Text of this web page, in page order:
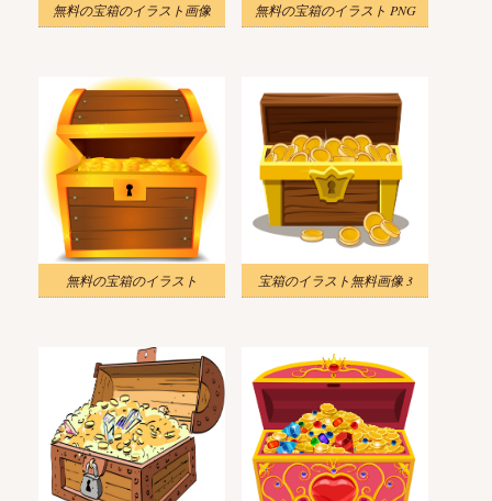
無料の宝箱のイラスト画像 無料の宝箱のイラスト PNG
無料の宝箱のイラスト 宝箱のイラスト無料画像 3